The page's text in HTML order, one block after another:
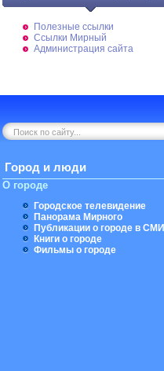
Полезные ссылки
Ссылки Мирный
Администрация сайта
Город и люди
О городе
Городское телевидение
Панорама Мирного
Публикации о городе в СМИ
Книги о городе
Фильмы о городе